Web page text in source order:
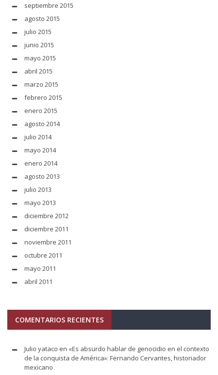
septiembre 2015
agosto 2015
julio 2015
junio 2015
mayo 2015
abril 2015
marzo 2015
febrero 2015
enero 2015
agosto 2014
julio 2014
mayo 2014
enero 2014
agosto 2013
julio 2013
mayo 2013
diciembre 2012
diciembre 2011
noviembre 2011
octubre 2011
mayo 2011
abril 2011
COMENTARIOS RECIENTES
Julio yataco en «Es absurdo hablar de genocidio en el contexto
de la conquista de América»: Fernando Cervantes, historiador
mexicano